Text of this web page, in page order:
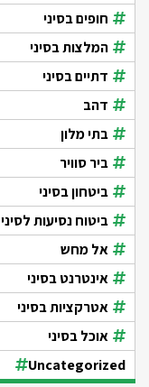
חופים בסיני
המלצות בסיני
דתיים בסיני
דהב
בתי מלון
ביר סוויר
ביטחון בסיני
ביטוח נסיעות לסיני
אל מחש
אינטרנט בסיני
אטרקציות בסיני
אוכל בסיני
Uncategorized